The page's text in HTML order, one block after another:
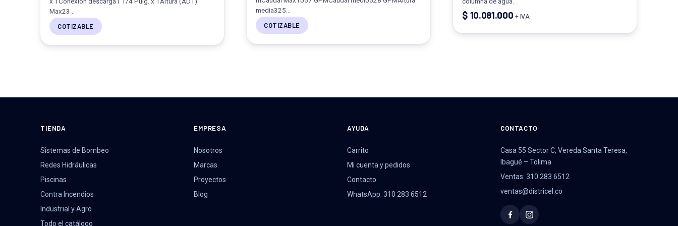
Max23…
COTIZABLE
media325…
COTIZABLE
$ 10.081.000 + IVA
TIENDA
Sistemas de Bombeo
Redes Hidráulicas
Piscinas
Contra Incendios
Industrial y Agro
Todo el catálogo
EMPRESA
Nosotros
Marcas
Proyectos
Blog
AYUDA
Carrito
Mi cuenta y pedidos
Contacto
WhatsApp: 310 283 6512
CONTACTO
Casa 55 Sector C, Vereda Santa Teresa,
Ibagué – Tolima
Ventas: 310 283 6512
ventas@districel.co